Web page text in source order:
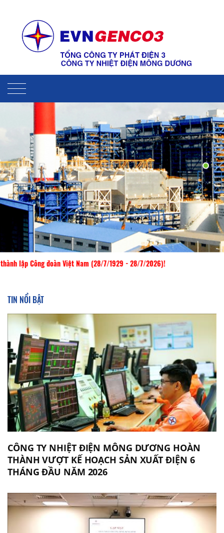
Việt Nam (28/7/1929 - 28/7/2026)!
TIN NỔI BẬT
CÔNG TY NHIỆT ĐIỆN MÔNG DƯƠNG HOÀN
THÀNH VƯỢT KẾ HOẠCH SẢN XUẤT ĐIỆN 6
THÁNG ĐẦU NĂM 2026